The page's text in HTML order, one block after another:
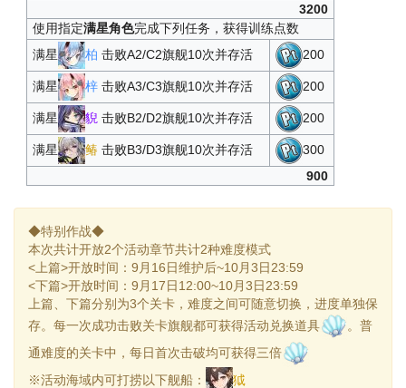
3200
使用指定满星角色完成下列任务，获得训练点数
满星
柏 击败A2/C2旗舰10次并存活 200
满星 梓击败A3/C3旗舰10次并存活 200
满星 貎 击败B2/D2旗舰10次并存活 200
满星 䲠 击败B3/D3旗舰10次并存活
300
900
◆特别作战◆
本次共计开放2个活动章节共计2种难度模式
<上篇>开放时间：9月16日维护后~10月3日23:59
<下篇>开放时间：9月17日12:00~10月3日23:59
上篇、下篇分别为3个关卡，难度之间可随意切换，进度单独保
存。每一次成功击败关卡旗舰都可获得活动兑换道具
。普
通难度的关卡中，每日首次击破均可获得三倍
※活动海域内可打捞以下舰船：
狘